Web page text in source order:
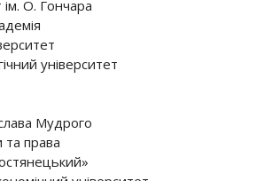
ім. О. Гончара
університет
Мудрого
та права